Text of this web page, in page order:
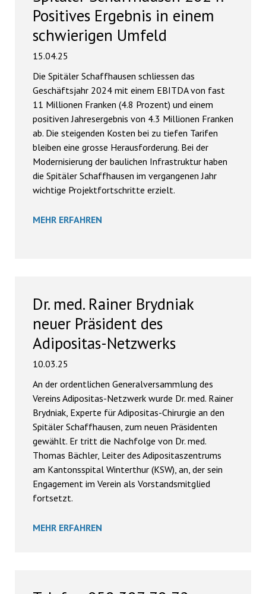
Positives Ergebnis in einem
schwierigen Umfeld
15.04.25
Die Spitäler Schaffhausen schliessen das
Geschäftsjahr 2024 mit einem EBITDA von fast
11 Millionen Franken (4.8 Prozent) und einem
positiven Jahresergebnis von 4.3 Millionen Franken
ab. Die steigenden Kosten bei zu tiefen Tarifen
bleiben eine grosse Herausforderung. Bei der
Modernisierung der baulichen Infrastruktur haben
die Spitäler Schaffhausen im vergangenen Jahr
wichtige Projektfortschritte erzielt.
MEHR ERFAHREN
Dr. med. Rainer Brydniak
neuer Präsident des
Adipositas-Netzwerks
10.03.25
An der ordentlichen Generalversammlung des
Vereins Adipositas-Netzwerk wurde Dr. med. Rainer
Brydniak, Experte für Adipositas-Chirurgie an den
Spitäler Schaffhausen, zum neuen Präsidenten
gewählt. Er tritt die Nachfolge von Dr. med.
Thomas Bächler, Leiter des Adipositaszentrums
am Kantonsspital Winterthur (KSW), an, der sein
Engagement im Verein als Vorstandsmitglied
fortsetzt.
MEHR ERFAHREN